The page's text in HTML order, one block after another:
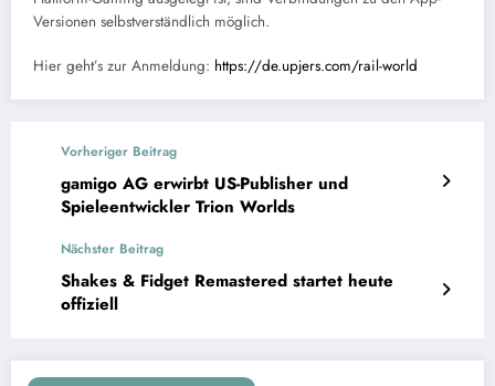
Versionen selbstverständlich möglich.
Hier geht’s zur Anmeldung: https://de.upjers.com/rail-world
Vorheriger Beitrag
gamigo AG erwirbt US-Publisher und
Spieleentwickler Trion Worlds
Nächster Beitrag
Shakes & Fidget Remastered startet heute
offiziell